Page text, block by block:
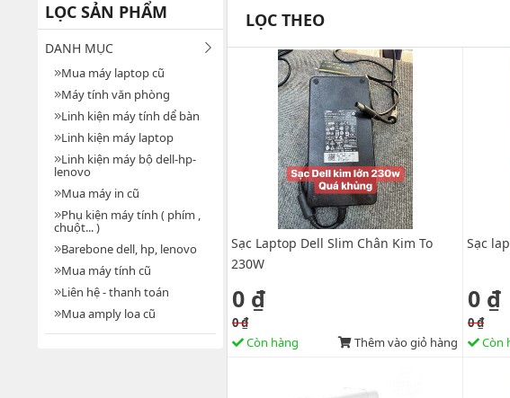
LỌC SẢN PHẨM
DANH MỤC
Mua máy laptop cũ
Máy tính văn phòng
Linh kiện máy tính dể bàn
Linh kiện máy laptop
Linh kiện máy bộ dell-hp-
lenovo
Mua máy in cũ
Phụ kiện máy tính ( phím ,
chuột... )
Barebone dell, hp, lenovo
Mua máy tính cũ
Liên hệ - thanh toán
Mua amply loa cũ
LỌC THEO
Sạc Laptop Dell Slim Chân Kim To
230W
0 ₫
0 ₫
Còn hàng
Thêm vào giỏ hàng
Sạc
0 ₫
0 ₫
Còn